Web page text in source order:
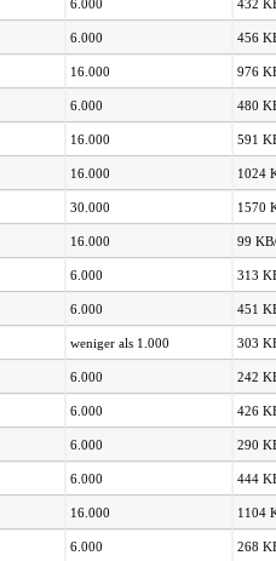
6.000 432
6.000 456
16.000 976
6.000 480
16.000 591
16.000 1024
30.000 1570
16.000 99
6.000 313
6.000 451
weniger als 1.000 303
6.000 242
6.000 426
6.000 290
6.000 444
16.000 1104
6.000 268